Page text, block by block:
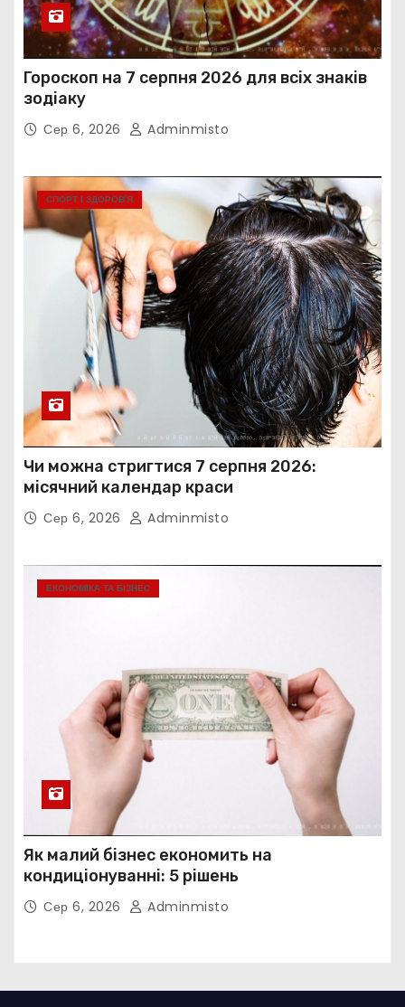
Гороскоп на 7 серпня 2026 для всіх знаків
зодіаку
Сер 6, 2026 Adminmisto
СПОРТ І ЗДОРОВ’Я
Чи можна стригтися 7 серпня 2026:
місячний календар краси
Сер 6, 2026 Adminmisto
ЕКОНОМІКА ТА БІЗНЕС
Як малий бізнес економить на
кондиціонуванні: 5 рішень
Сер 6, 2026 Adminmisto